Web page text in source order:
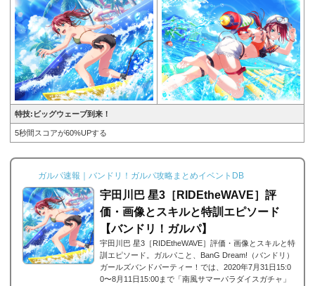
特技:ビッグウェーブ到来！
5秒間スコアが60%UPする
ガルパ速報｜バンドリ！ガルパ攻略まとめイベントDB
宇田川巴 星3［RIDEtheWAVE］評
価・画像とスキルと特訓エピソード
【バンドリ！ガルパ】
宇田川巴 星3［RIDEtheWAVE］評価・画像とスキルと特
訓エピソード。ガルパこと、BanG Dream!（バンドリ）
ガールズバンドパーティー！では、2020年7月31日15:0
0〜8月11日15:00まで「南風サマーパラダイスガチャ」